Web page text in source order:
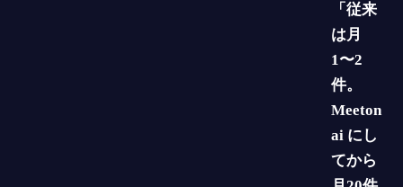
「従来
は月
1〜2
件。
Meeton
ai にし
てから